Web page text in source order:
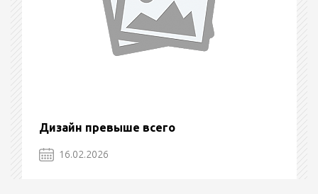
Дизайн превыше всего
16.02.2026